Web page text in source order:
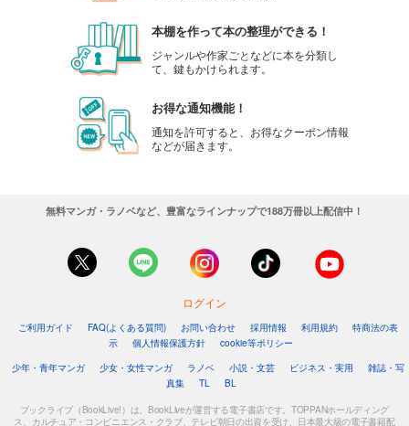
本棚を作って本の整理ができる！
ジャンルや作家ごとなどに本を分類し
て、鍵もかけられます。
お得な通知機能！
通知を許可すると、お得なクーポン情報
などが届きます。
無料マンガ・ラノベなど、豊富なラインナップで188万冊以上配信中！
ログイン
ご利用ガイド FAQ(よくある質問) お問い合わせ 採用情報 利用規約
特商法の表
示
個人情報保護方針
cookie等ポリシー
少年・青年マンガ
少女・女性マンガ ラノベ 小説・文芸 ビジネス・実用
雑誌・写
真集
TL BL
ブックライブ（BookLive!）は、BookLiveが運営する電子書店です。TOPPANホールディング
ス、カルチュア・コンビニエンス・クラブ、テレビ朝日の出資を受け、日本最大級の電子書籍配